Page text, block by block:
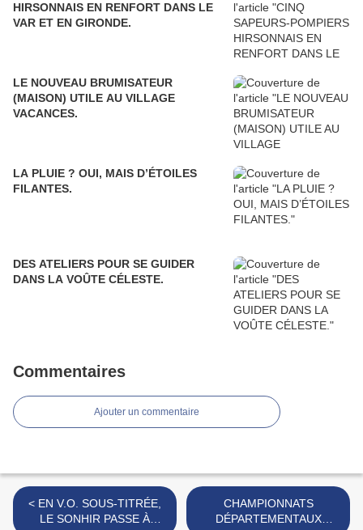
HIRSONNAIS EN RENFORT DANS LE
VAR ET EN GIRONDE.
LE NOUVEAU BRUMISATEUR
(MAISON) UTILE AU VILLAGE
VACANCES.
LA PLUIE ? OUI, MAIS D’ÉTOILES
FILANTES.
DES ATELIERS POUR SE GUIDER
DANS LA VOÛTE CÉLESTE.
Commentaires
Ajouter un commentaire
< EN V.O. SOUS-TITRÉE,
LE SONHIR PASSE À
CHAMPIONNATS
DÉPARTEMENTAUX